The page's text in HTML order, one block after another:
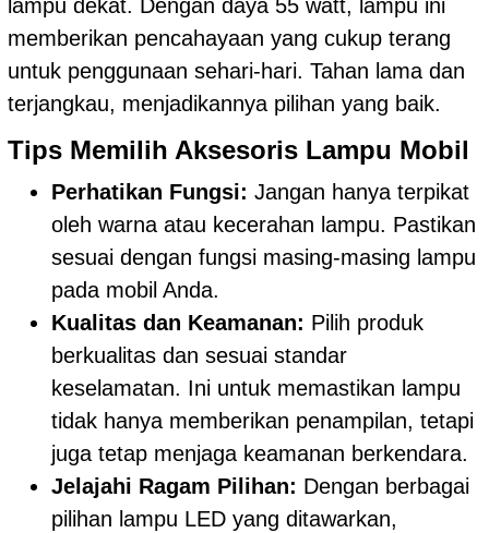
lampu dekat. Dengan daya 55 watt, lampu ini
memberikan pencahayaan yang cukup terang
untuk penggunaan sehari-hari. Tahan lama dan
terjangkau, menjadikannya pilihan yang baik.
Tips Memilih Aksesoris Lampu Mobil
Perhatikan Fungsi: Jangan hanya terpikat
oleh warna atau kecerahan lampu. Pastikan
sesuai dengan fungsi masing-masing lampu
pada mobil Anda.
Kualitas dan Keamanan: Pilih produk
berkualitas dan sesuai standar
keselamatan. Ini untuk memastikan lampu
tidak hanya memberikan penampilan, tetapi
juga tetap menjaga keamanan berkendara.
Jelajahi Ragam Pilihan: Dengan berbagai
pilihan lampu LED yang ditawarkan,